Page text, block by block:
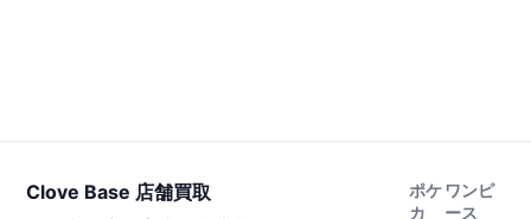
Clove Base 店舗買取
ポケ
カ
ワンピ
ース